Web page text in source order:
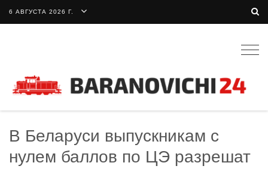
6 АВГУСТА 2026 Г.
В Беларуси выпускникам с
нулем баллов по ЦЭ разрешат